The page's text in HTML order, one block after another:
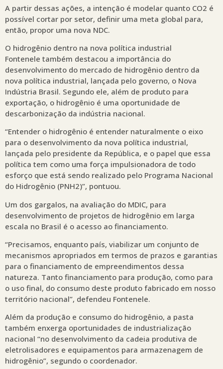
A partir dessas ações, a intenção é modelar quanto CO2 é
possível cortar por setor, definir uma meta global para,
então, propor uma nova NDC.
O hidrogênio dentro na nova política industrial
Fontenele também destacou a importância do
desenvolvimento do mercado de hidrogênio dentro da
nova política industrial, lançada pelo governo, o Nova
Indústria Brasil. Segundo ele, além de produto para
exportação, o hidrogênio é uma oportunidade de
descarbonização da indústria nacional.
“Entender o hidrogênio é entender naturalmente o eixo
para o desenvolvimento da nova política industrial,
lançada pelo presidente da República, e o papel que essa
política tem como uma força impulsionadora de todo
esforço que está sendo realizado pelo Programa Nacional
do Hidrogênio (PNH2)”, pontuou.
Um dos gargalos, na avaliação do MDIC, para
desenvolvimento de projetos de hidrogênio em larga
escala no Brasil é o acesso ao financiamento.
“Precisamos, enquanto país, viabilizar um conjunto de
mecanismos apropriados em termos de prazos e garantias
para o financiamento de empreendimentos dessa
natureza. Tanto financiamento para produção, como para
o uso final, do consumo deste produto fabricado em nosso
território nacional”, defendeu Fontenele.
Além da produção e consumo do hidrogênio, a pasta
também enxerga oportunidades de industrialização
nacional “no desenvolvimento da cadeia produtiva de
eletrolisadores e equipamentos para armazenagem de
hidrogênio”, segundo o coordenador.